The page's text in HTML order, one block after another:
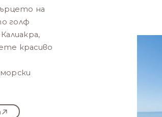
на
голф
красиво